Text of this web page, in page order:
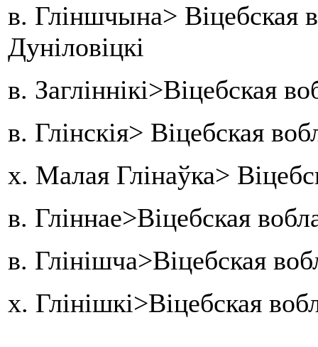
в. Гліншчына> Віцебская
Дуніловіцкі
в. Загліннікі>Віцебская
в. Глінскія> Віцебская
х. Малая Глінаўка>
в. Гліннае>Віцебская
в. Глінішча>Віцебская
х. Глінішкі>Віцебская